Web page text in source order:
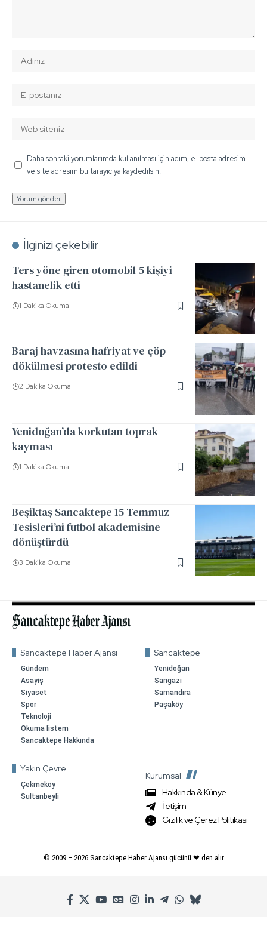
Daha sonraki yorumlarımda kullanılması için adım, e-posta adresim
ve site adresim bu tarayıcıya kaydedilsin.
İlginizi çekebilir
Ters yöne giren otomobil 5 kişiyi
hastanelik etti
1 Dakika Okuma
Baraj havzasına hafriyat ve çöp
dökülmesi protesto edildi
2 Dakika Okuma
Yenidoğan’da korkutan toprak
kayması
1 Dakika Okuma
Beşiktaş Sancaktepe 15 Temmuz
Tesisleri’ni futbol akademisine
dönüştürdü
3 Dakika Okuma
Sancaktepe Haber Ajansı
Gündem
Asayiş
Siyaset
Spor
Teknoloji
Okuma listem
Sancaktepe Hakkında
Sancaktepe
Yenidoğan
Sarıgazi
Samandıra
Paşaköy
Yakın Çevre
Çekmeköy
Sultanbeyli
Kurumsal
Hakkında & Künye
İletişim
Gizilik ve Çerez Politikası
© 2009 – 2026Sancaktepe Haber Ajansı gücünü ❤ den alır